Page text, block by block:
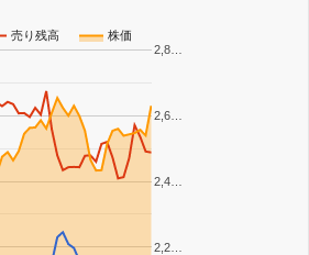
売り残高 株価
2,2…
2,4…
2,6…
2,8…